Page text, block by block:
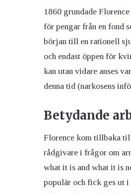
1860 grundade
för pengar från en fond
början till en rationell
och endast öppen för
kan utan vidare anses
denna tid (narkosens
Betydande
Florence kom tillbaka
rådgivare i frågor om
what it is and what it is
populär och fick ges ut i